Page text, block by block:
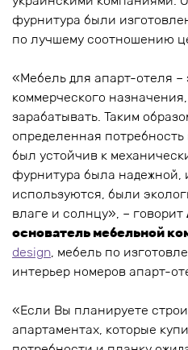
фурнитура были
по лучшему соотношению
«Мебель для апарт-отеля –
коммерческого
зарабатывать. Таким
определенная
был устойчив к
фурнитура была надежной,
используются, были
влаге и солнцу», – говорит
основатель мебельной
design , мебель по
интерьер номеров апарт-
«Если Вы планируете
апартаментах, которые